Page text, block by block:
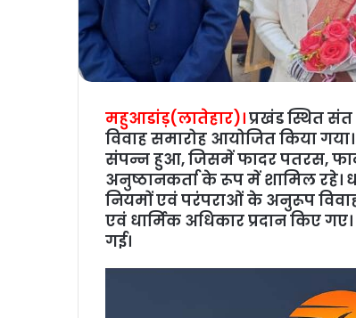
महुआडांड़(लातेहार)।प्रखंड स्थित
विवाह समारोह आयोजित किया
संपन्न हुआ, जिसमें फादर पतरस,
अनुष्ठानकर्ता के रूप में शामिल रहे।
नियमों एवं परंपराओं के अनुरूप
एवं धार्मिक अधिकार प्रदान किए
गई।